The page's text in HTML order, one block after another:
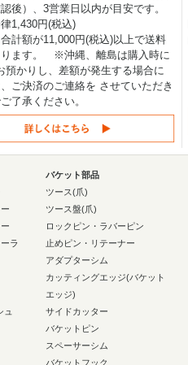
後）、3営業日以内が目安です。
1,430円(税込)
計額が11,000円(税込)以上で送料
ります。 ※沖縄、離島は購入時に
預かりし、差額が発生する場合に
ご決済のご連絡を させていただき
了承ください。
ラ
ュ
バケット部品
ツース(爪)
ツース盤(爪)
ロックピン・ラバーピン
止めピン・リテーナー
アダプターシム
カッティングエッジ(バケット
エッジ)
サイドカッター
バケットピン
スペーサーシム
バケットフック